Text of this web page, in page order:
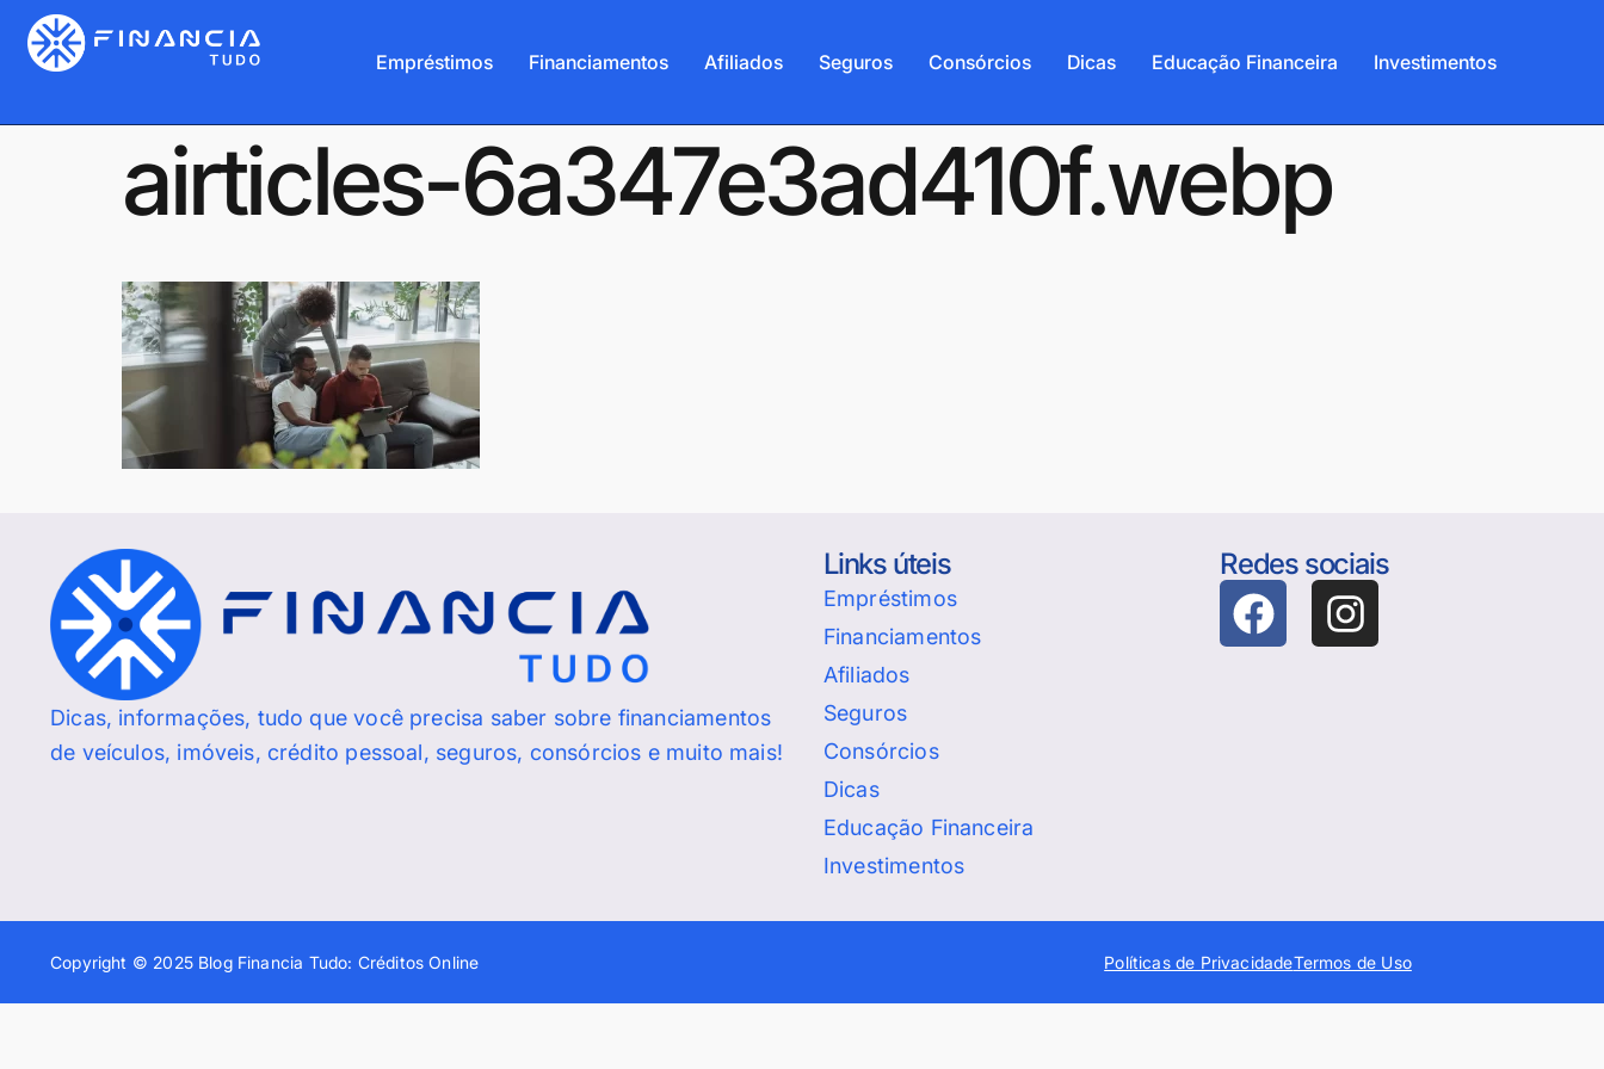
Empréstimos Financiamentos Afiliados Seguros Consórcios Dicas Educação Financeira Investimentos
airticles-6a347e3ad410f.webp
Dicas, informações, tudo que você precisa saber sobre financiamentos
de veículos, imóveis, crédito pessoal, seguros, consórcios e muito mais!
Links úteis
Empréstimos
Financiamentos
Afiliados
Seguros
Consórcios
Dicas
Educação Financeira
Investimentos
Redes sociais
Copyright © 2025 Blog Financia Tudo: Créditos Online Políticas de PrivacidadeTermos de Uso